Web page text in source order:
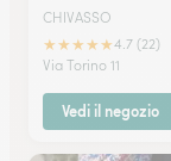
CHIVASSO
★★★★★4.7 (22)
Via Torino 11
Vedi il negozio